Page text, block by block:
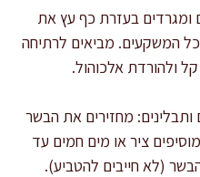
ומגרדים בעזרת כף עץ את
המשקעים. מביאים לרתיחה
ותבלינים: מחזירים את הבשר
ציר או מים חמים עד
מגובה הבשר (לא חייבים להטביע).